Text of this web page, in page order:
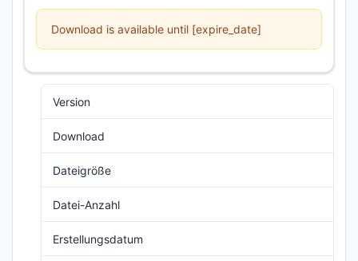
Download is available until [expire_date]
Version
Download
Dateigröße
Datei-Anzahl
Erstellungsdatum